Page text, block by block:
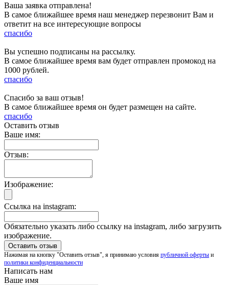
Ваша заявка отправлена!
В самое ближайшее время наш менеджер перезвонит Вам и
ответит на все интересующие вопросы
спасибо
Вы успешно подписаны на рассылку.
В самое ближайшее время вам будет отправлен промокод на
1000 рублей.
спасибо
Спасибо за ваш отзыв!
В самое ближайшее время он будет размещен на сайте.
спасибо
Оставить отзыв
Ваше имя:
Отзыв:
Изображение:
Ссылка на instagram:
Обязательно указать либо ссылку на instagram, либо загрузить
изображение.
Нажимая на кнопку "Оставить отзыв", я принимаю условия публичной оферты и
политики конфиденциальности
Написать нам
Ваше имя